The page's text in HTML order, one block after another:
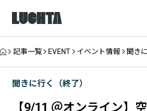
記事一覧 EVENT イベント情報 聞き
聞きに行く（終了）
【9/11 ＠オンライン】